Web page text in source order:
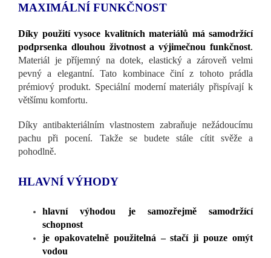
MAXIMÁLNÍ FUNKČNOST
Díky použití vysoce kvalitních materiálů má samodržící
podprsenka dlouhou životnost a výjimečnou funkčnost.
Materiál je příjemný na dotek, elastický a zároveň velmi
pevný a elegantní. Tato kombinace činí z tohoto prádla
prémiový produkt. Speciální moderní materiály přispívají k
většímu komfortu.
Díky antibakteriálním vlastnostem zabraňuje nežádoucímu
pachu při pocení. Takže se budete stále cítit svěže a
pohodlně.
HLAVNÍ VÝHODY
hlavní výhodou je samozřejmě samodržící
schopnost
je opakovatelně použitelná – stačí ji pouze omýt
vodou